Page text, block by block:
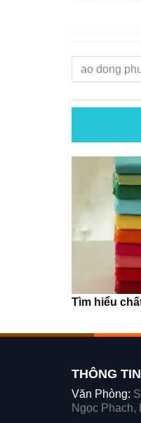
ao dong
Tìm hiểu
THÔNG
Văn Phòng:
Ngọc Phach,